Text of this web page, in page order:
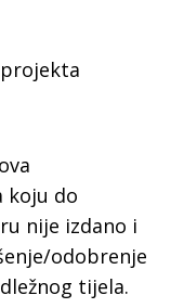
koju do
nije izdano i
odobrenje
tijela.